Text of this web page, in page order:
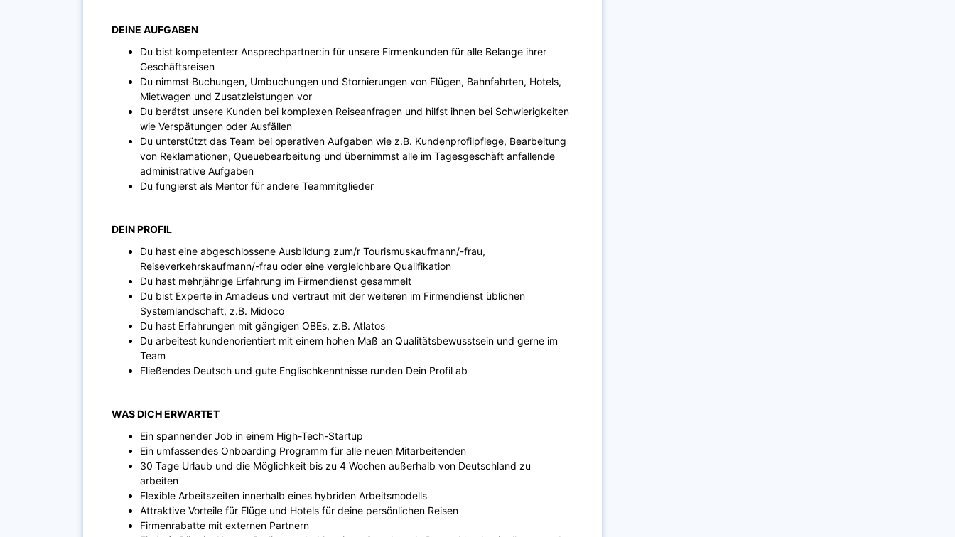
DEINE AUFGABEN
Du bist kompetente:r Ansprechpartner:in für unsere Firmenkunden für alle Belange ihrer
Geschäftsreisen
Du nimmst Buchungen, Umbuchungen und Stornierungen von Flügen, Bahnfahrten, Hotels,
Mietwagen und Zusatzleistungen vor
Du berätst unsere Kunden bei komplexen Reiseanfragen und hilfst ihnen bei Schwierigkeiten
wie Verspätungen oder Ausfällen
Du unterstützt das Team bei operativen Aufgaben wie z.B. Kundenprofilpflege, Bearbeitung
von Reklamationen, Queuebearbeitung und übernimmst alle im Tagesgeschäft anfallende
administrative Aufgaben
Du fungierst als Mentor für andere Teammitglieder
DEIN PROFIL
Du hast eine abgeschlossene Ausbildung zum/r Tourismuskaufmann/-frau,
Reiseverkehrskaufmann/-frau oder eine vergleichbare Qualifikation
Du hast mehrjährige Erfahrung im Firmendienst gesammelt
Du bist Experte in Amadeus und vertraut mit der weiteren im Firmendienst üblichen
Systemlandschaft, z.B. Midoco
Du hast Erfahrungen mit gängigen OBEs, z.B. Atlatos
Du arbeitest kundenorientiert mit einem hohen Maß an Qualitätsbewusstsein und gerne im
Team
Fließendes Deutsch und gute Englischkenntnisse runden Dein Profil ab
WAS DICH ERWARTET
Ein spannender Job in einem High-Tech-Startup
Ein umfassendes Onboarding Programm für alle neuen Mitarbeitenden
30 Tage Urlaub und die Möglichkeit bis zu 4 Wochen außerhalb von Deutschland zu
arbeiten
Flexible Arbeitszeiten innerhalb eines hybriden Arbeitsmodells
Attraktive Vorteile für Flüge und Hotels für deine persönlichen Reisen
Firmenrabatte mit externen Partnern